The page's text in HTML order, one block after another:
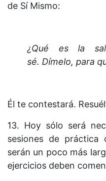
de Sí Mismo:
¿Qué es la
sé. Dímelo, para
Él te contestará.
13. Hoy sólo será
sesiones de
serán un poco más
ejercicios deben